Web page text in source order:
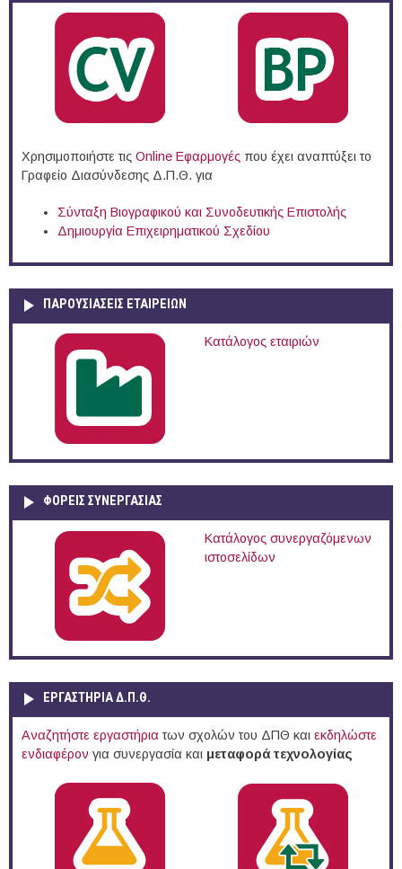
Χρησιμοποιήστε τις Online Eφαρμογές που έχει αναπτύξει το
Γραφείο Διασύνδεσης Δ.Π.Θ. για
Σύνταξη Βιογραφικού και Συνοδευτικής Επιστολής
Δημιουργία Επιχειρηματικού Σχεδίου
ΠΑΡΟΥΣΙΆΣΕΙΣ ΕΤΑΙΡΕΙΏΝ
Κατάλογος εταιριών
ΦΟΡΕΙΣ ΣΥΝΕΡΓΑΣΙΑΣ
Κατάλογος συνεργαζόμενων
ιστοσελίδων
ΕΡΓΑΣΤΗΡΙΑ Δ.Π.Θ.
Αναζητήστε εργαστήρια των σχολών του ΔΠΘ και εκδηλώστε
ενδιαφέρον για συνεργασία και μεταφορά τεχνολογίας